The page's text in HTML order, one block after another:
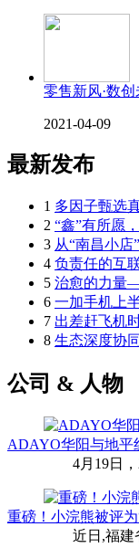
零售新风·数
2021-04-09
最新发布
1 多因子甄选
2 “鑫”有所愿
3 从“南昌小店
4 负责任的互
5 治愈的力量
6 一加手机上
7 出差赶飞机
8 生态深度协
公司 & 人物
ADAYO华阳与地平
4月19日，
重磅！小浣熊被评
近日,福建省